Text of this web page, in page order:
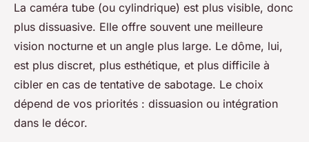
La caméra tube (ou cylindrique) est plus visible, donc
plus dissuasive. Elle offre souvent une meilleure
vision nocturne et un angle plus large. Le dôme, lui,
est plus discret, plus esthétique, et plus difficile à
cibler en cas de tentative de sabotage. Le choix
dépend de vos priorités : dissuasion ou intégration
dans le décor.